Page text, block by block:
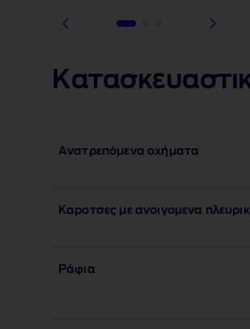
Ανατρεπόμενα οχήματα
Καροτσες με ανοιγομενα
Ράφια